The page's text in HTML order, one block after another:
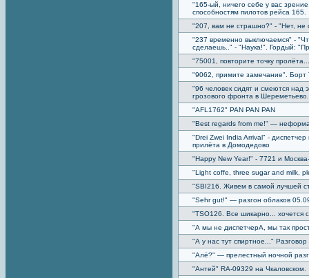
"165-ый, ничего себе у вас
способностям пилотов рейса 165.
"207, вам не страшно?" - "Нет, не
"237 временно выключаемся" -
сделаешь.." - "Наука!". Гордый:
"75001, повторите точку
"9062, примите замечание".
"96 человек сидят и смеются над
грозового фронта в Шереметьево.
"AFL1762" PAN PAN PAN
"Best regards from me!" —
"Drei Zwei India Arrival" -
прилёта в Домодедово
"Happy New Year!" - 7721 и
"Light coffe, three sugar and milk,
"SBI216. Живем в самой лучшей
"Sehr gut!" — разгон облаков
"TSO126. Все шикарно... хочется
"А мы не диспетчерА, мы так
"А у нас тут спиртное..."
"Алё?" — прелестный ночной
"Антей" RA-09329 на Чкаловском.